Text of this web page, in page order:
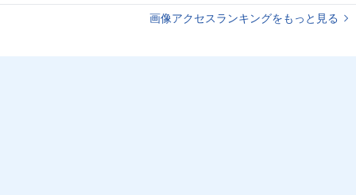
画像アクセスランキングをもっと見る